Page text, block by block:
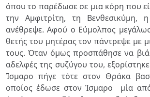
όπου το παρέδωσε σε μια κόρη που
την Αμφιτρίτη, τη Βενθεσικύμη,
ανέθρεψε.Αφού ο Εύμολπος
θετής του μητέρας τον πάντρεψε με
τους. Όταν όμως προσπάθησε να
αδελφές της συζύγου του,
Ίσμαρο πήγε τότε στον Θράκα
οποίος έδωσε στον Ίσμαρο μία